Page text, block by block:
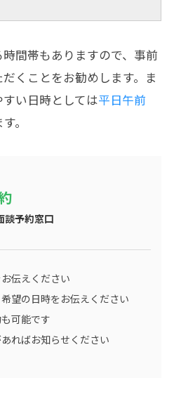
間帯もありますので、事前
くことをお勧めします。ま
い日時としては平日午前
。
談予約窓口
伝えください
望の日時をお伝えください
可能です
ればお知らせください